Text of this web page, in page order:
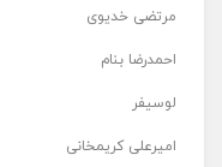
مرتضی خدیوی
احمدرضا بنام
لوسیفر
امیرعلی کریمخانی